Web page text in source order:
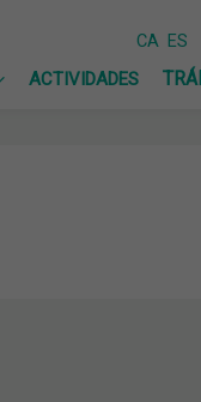
CA ES
ACTIVIDADES